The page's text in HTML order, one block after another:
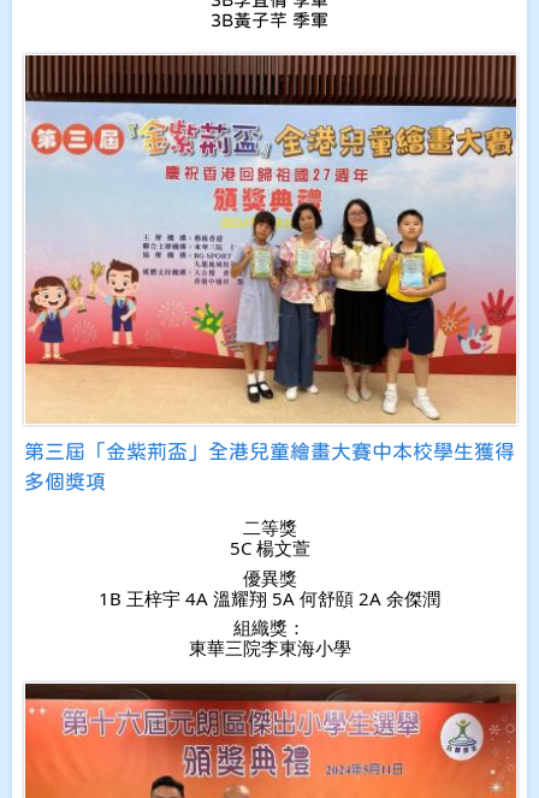
3B黃子芊 季軍
第三屆「金紫荊盃」全港兒童繪畫大賽中本校學生獲得
多個獎項
二等獎
5C 楊文萱
優異獎
1B 王梓宇 4A 溫耀翔 5A 何舒頤 2A 余傑潤
組織獎：
東華三院李東海小學